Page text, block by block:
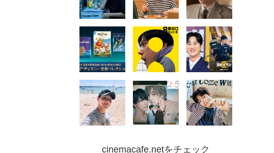
cinemacafe.netをチェック